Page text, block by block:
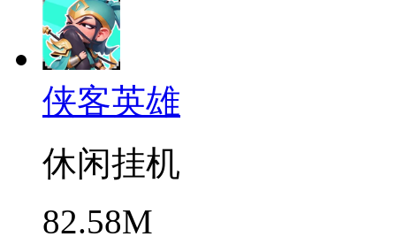
侠客英雄
休闲挂机
82.58M